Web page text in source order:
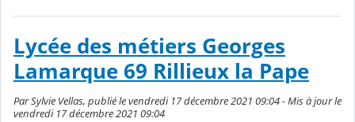
Lycée des métiers Georges
Lamarque 69 Rillieux la Pape
Par Sylvie Vellas, publié le vendredi 17 décembre 2021 09:04 - Mis à jour le
vendredi 17 décembre 2021 09:04